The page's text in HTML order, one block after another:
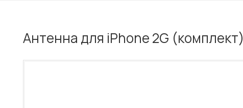
Антенна для iPhone 2G (комплект)